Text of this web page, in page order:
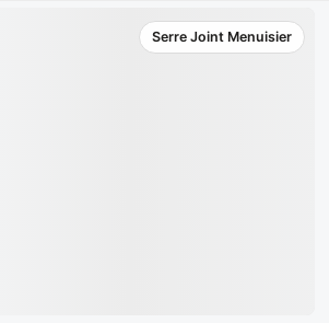
Serre Joint Menuisier